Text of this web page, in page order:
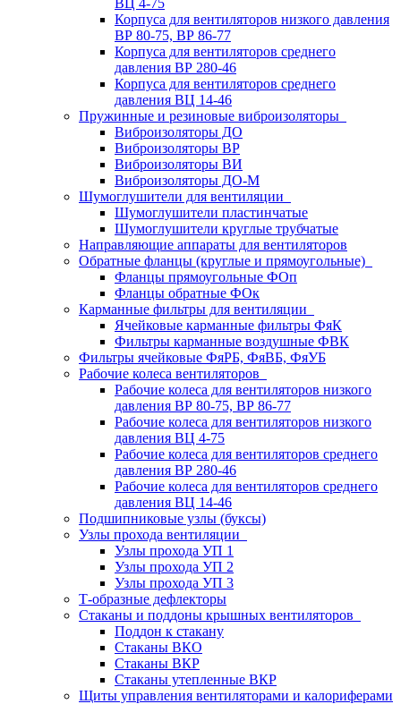
ВЦ 4-75
Корпуса для вентиляторов низкого давления
ВР 80-75, ВР 86-77
Корпуса для вентиляторов среднего
давления ВР 280-46
Корпуса для вентиляторов среднего
давления ВЦ 14-46
Пружинные и резиновые виброизоляторы
Виброизоляторы ДО
Виброизоляторы ВР
Виброизоляторы ВИ
Виброизоляторы ДО-М
Шумоглушители для вентиляции
Шумоглушители пластинчатые
Шумоглушители круглые трубчатые
Направляющие аппараты для вентиляторов
Обратные фланцы (круглые и прямоугольные)
Фланцы прямоугольные ФОп
Фланцы обратные ФОк
Карманные фильтры для вентиляции
Ячейковые карманные фильтры ФяК
Фильтры карманные воздушные ФВК
Фильтры ячейковые ФяРБ, ФяВБ, ФяУБ
Рабочие колеса вентиляторов
Рабочие колеса для вентиляторов низкого
давления ВР 80-75, ВР 86-77
Рабочие колеса для вентиляторов низкого
давления ВЦ 4-75
Рабочие колеса для вентиляторов среднего
давления ВР 280-46
Рабочие колеса для вентиляторов среднего
давления ВЦ 14-46
Подшипниковые узлы (буксы)
Узлы прохода вентиляции
Узлы прохода УП 1
Узлы прохода УП 2
Узлы прохода УП 3
Т-образные дефлекторы
Стаканы и поддоны крышных вентиляторов
Поддон к стакану
Стаканы ВКО
Стаканы ВКР
Стаканы утепленные ВКР
Щиты управления вентиляторами и калориферами